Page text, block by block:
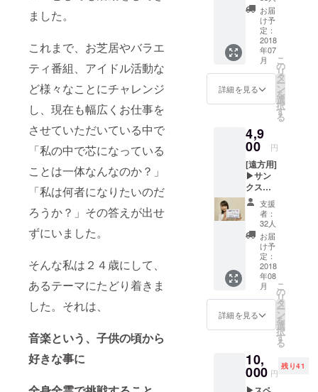
ました。
これまで、お芝居やバラエ
ティ番組、アイドル活動な
ど様々なことにチャレンジ
し、現在も幅広くお仕事を
させていただいている中で
「私の中で芯になっている
ことは一体なんなのか？」
「私は何者になりたいのだ
ろうか？」その答えが出せ
ずにいました。
そんな私は２４歳にして、
あるテーマにたどり着きま
した。それは、
音楽という、子供の頃から
好きな事に
からリポー
ターやMCま
で幅広く活
動。また、
歌手として
楽曲制作や
ライブパ
スを精力的
に取り組
み、ミュー
ジカルにも
出演してい
る。
ボーカル(絶
対音感)
ウクレレ、
ギター(どち
らもレフ
全楽曲の作
詞を担当。
イブレ
ポート
映像に
サンク
スクレ
ジット
とし
て、お
名前を
掲載さ
ただき
ます。
ライ
ブレ
ポート
映像は
８月中
旬に
Youtub
eにて公
開予定
です。
備考
欄にク
レジッ
トご希
望のお
い。
（公序
良俗に
お届
け予
定：
2018
年07
月
詳細を見る
こ
の
リ
タ
ー
ン
を
選
択
す
る
4,9
00 円
[遠方用]
▶サン
クスク
レジッ
ト ラ
イブ当
日とラ
イブレ
ポート
映像に
サンク
スクレ
ジット
とし
て、お
名前を
せてい
ただき
ます。
支援
者：
32人
お届
け予
定：
2018
年08
月
詳細を見る
こ
の
リ
タ
ー
ン
を
選
択
す
る
10,
000 円
残り41